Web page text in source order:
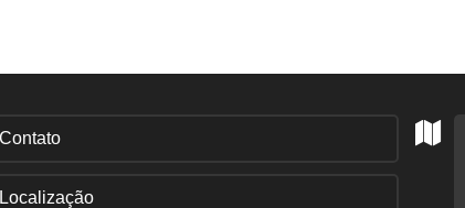
Contato
Localização